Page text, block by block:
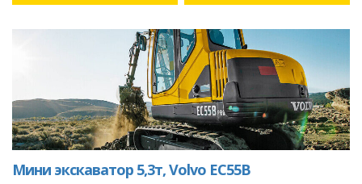
Мини экскаватор 5,3т, Volvo EC55B